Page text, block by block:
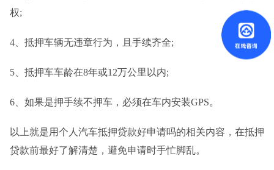
权;
4、抵押车辆无违章行为，且手续齐全;
5、抵押车车龄在8年或12万公里以内;
6、如果是押手续不押车，必须在车内安装GPS。
以上就是用个人汽车抵押贷款好申请吗的相关内容，在抵押
贷款前最好了解清楚，避免申请时手忙脚乱。